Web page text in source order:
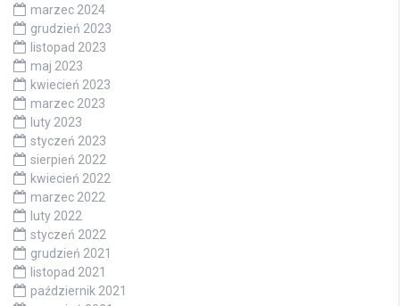
marzec 2024
grudzień 2023
listopad 2023
maj 2023
kwiecień 2023
marzec 2023
luty 2023
styczeń 2023
sierpień 2022
kwiecień 2022
marzec 2022
luty 2022
styczeń 2022
grudzień 2021
listopad 2021
październik 2021